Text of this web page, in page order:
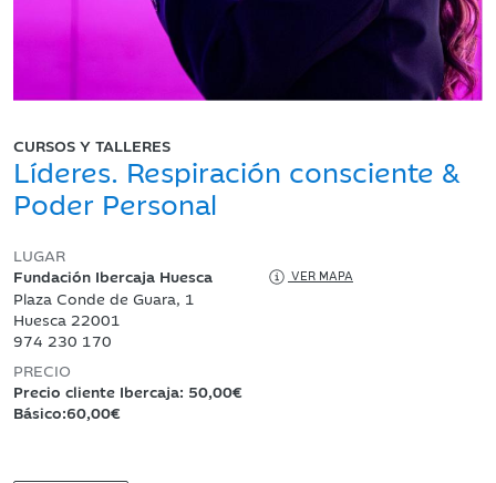
CURSOS Y TALLERES
Líderes. Respiración consciente &
Poder Personal
LUGAR
Fundación Ibercaja Huesca
VER MAPA
Plaza Conde de Guara, 1
Huesca 22001
974 230 170
PRECIO
Precio cliente Ibercaja: 50,00€
Básico:60,00€